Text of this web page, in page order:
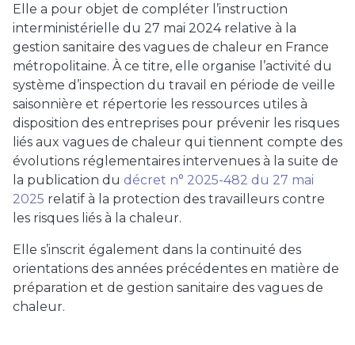
Elle a pour objet de compléter l’instruction
interministérielle du 27 mai 2024 relative à la
gestion sanitaire des vagues de chaleur en France
métropolitaine. À ce titre, elle organise l’activité du
système d’inspection du travail en période de veille
saisonnière et répertorie les ressources utiles à
disposition des entreprises pour prévenir les risques
liés aux vagues de chaleur qui tiennent compte des
évolutions réglementaires intervenues à la suite de
la publication du décret n° 2025-482 du 27 mai
2025 relatif à la protection des travailleurs contre
les risques liés à la chaleur.
Elle s’inscrit également dans la continuité des
orientations des années précédentes en matière de
préparation et de gestion sanitaire des vagues de
chaleur.